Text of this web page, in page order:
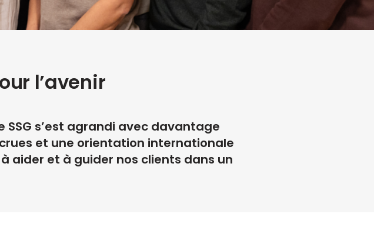
l’avenir
s’est agrandi avec davantage
et une orientation internationale
aider et à guider nos clients dans un